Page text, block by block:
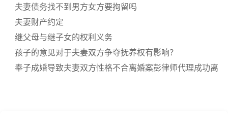
夫妻债务找不到男方女方要拘留吗
夫妻财产约定
继父母与继子女的权利义务
孩子的意见对于夫妻双方争夺抚养权有影响？
奉子成婚导致夫妻双方性格不合离婚案彭律师代理成功离